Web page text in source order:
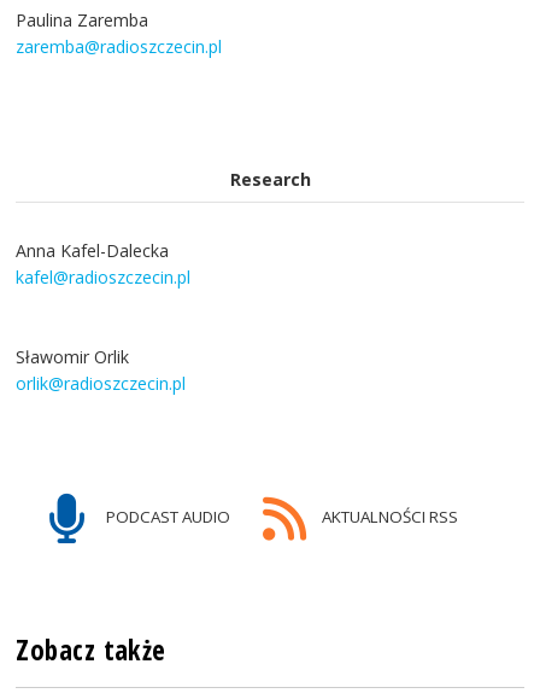
Paulina Zaremba
zaremba@radioszczecin.pl
Research
Anna Kafel-Dalecka
kafel@radioszczecin.pl
Sławomir Orlik
orlik@radioszczecin.pl
PODCAST AUDIO AKTUALNOŚCI RSS
Zobacz także